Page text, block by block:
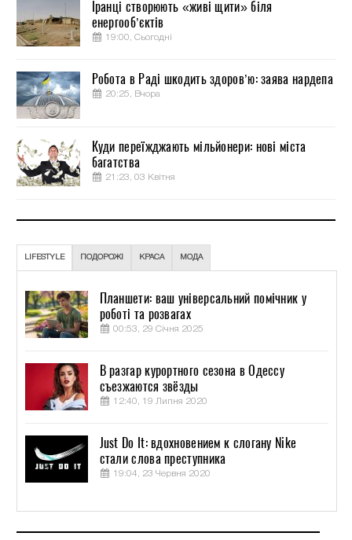
Іранці створюють «живі щити» біля
енергооб’єктів
19:00, Сьогодні
Робота в Раді шкодить здоров’ю: заява нардепа
20:25, Вчора
Куди переїжджають мільйонери: нові міста
багатства
21:23, 03 Квітня
LIFESTYLE ПОДОРОЖІ КРАСА МОДА
Планшети: ваш універсальний помічник у
роботі та розвагах
00:53, 29 Січня 2025
В разгар курортного сезона в Одессу
съезжаются звёзды
12:40, 19 Липня 2020
Just Do It: вдохновением к слогану Nike
стали слова преступника
19:04, 23 Червня 2020